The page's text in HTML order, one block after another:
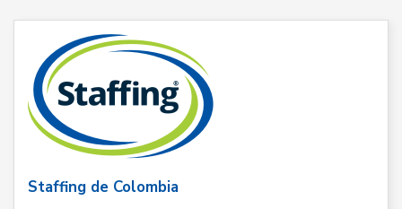
Staffing de Colombia